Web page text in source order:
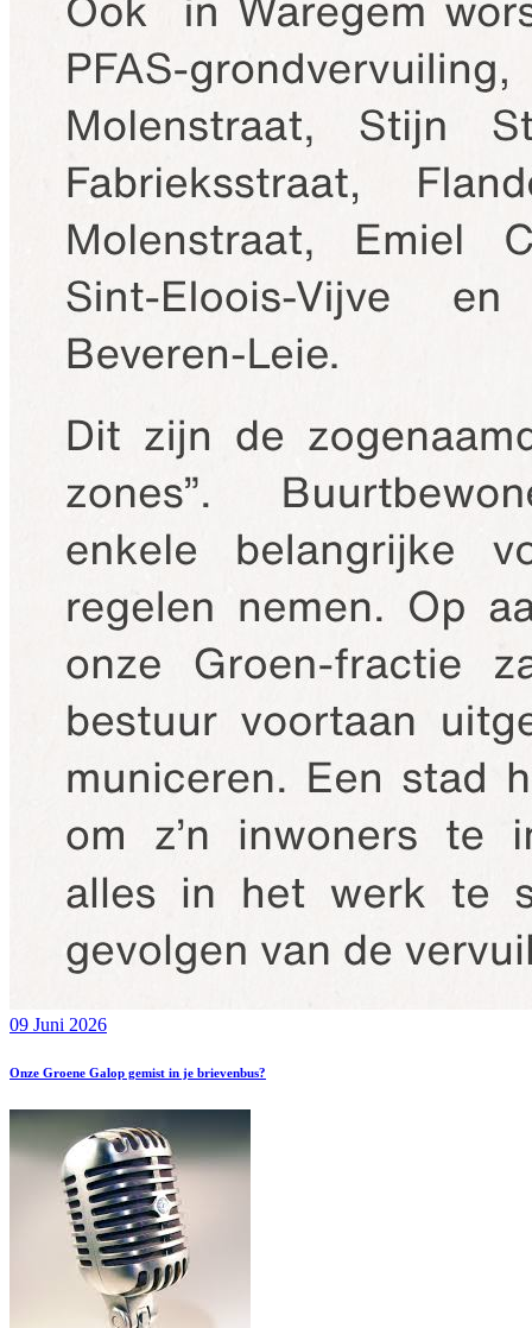
09 Juni 2026
Onze Groene Galop gemist in je brievenbus?